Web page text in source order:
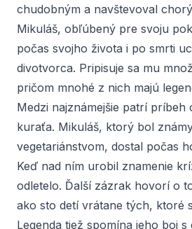
chudobným a navštevoval
Mikuláš, obľúbený pre svoju
počas svojho života i po smrti
divotvorca. Pripisuje sa mu
pričom mnohé z nich majú
Medzi najznámejšie patrí príbeh
kuraťa. Mikuláš, ktorý bol
vegetariánstvom, dostal počas
Keď nad ním urobil znamenie
odletelo. Ďalší zázrak hovorí o
ako sto detí vrátane tých, ktoré
Legenda tiež spomína jeho boj